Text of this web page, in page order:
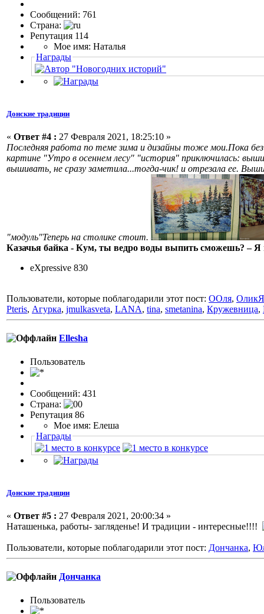
Сообщений: 761
Страна:
Репутация 114
Мое имя: Наталья
Награды
Донские традиции
« Ответ #4 : 27 Февраля 2021, 18:25:10 »
Последняя работа по теме зима и дизайны тоже мои.Пока
картине "Утро в осеннем лесу" "история" приключилась:
вышивать, не сразу заметила...тогда-чик! и отрезала ее.
"модуль"Теперь на столике стоит.
Казачья байка - Кум, ты ведро воды выпить сможешь? –
eXpressive 830
Пользователи, которые поблагодарили этот пост: ООля,
Pteris, Агурка, jmulkasveta, LANA, tina, smetanina, Кружевница,
Ellesha
Пользовaтeль
Сообщений: 431
Страна:
Репутация 86
Мое имя: Елеша
Награды
Донские традиции
« Ответ #5 : 27 Февраля 2021, 20:00:34 »
Наташенька, работы- загляденье! И традиции - интересные!!!!
Пользователи, которые поблагодарили этот пост: Дончанка,
Дончанка
Пользовaтeль